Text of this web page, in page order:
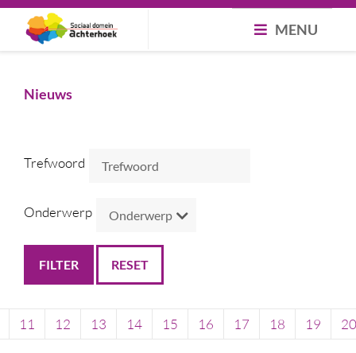
MENU
Nieuws
Trefwoord
Onderwerp
RESET
11 12 13 14 15 16 17 18 19 20